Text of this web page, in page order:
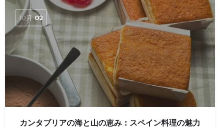
10月 02
カンタブリアの海と山の恵み：スペイン料理の魅力